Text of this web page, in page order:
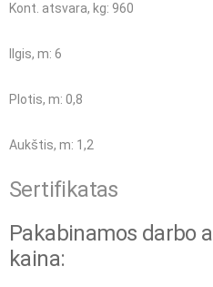
Kont. atsvara, kg: 960
Ilgis, m: 6
Plotis, m: 0,8
Aukštis, m: 1,2
Sertifikatas
Pakabinamos darbo
kaina: